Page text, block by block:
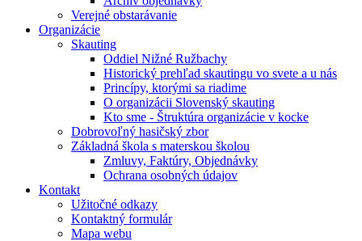
Verejné obstarávanie
Organizácie
Skauting
Oddiel Nižné Ružbachy
Historický prehľad skautingu vo svete a u nás
Princípy, ktorými sa riadime
O organizácii Slovenský skauting
Kto sme - Štruktúra organizácie v kocke
Dobrovoľný hasičský zbor
Základná škola s materskou školou
Zmluvy, Faktúry, Objednávky
Ochrana osobných údajov
Kontakt
Užitočné odkazy
Kontaktný formulár
Mapa webu